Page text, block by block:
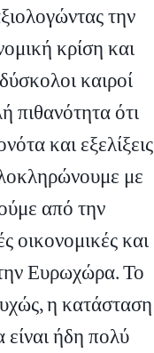
την
κρίση και
καιροί
πιθανότητα ότι
και εξελίξεις
με
από την
οικονομικές και
την Ευρωχώρα. Το
η κατάσταση
ήδη πολύ